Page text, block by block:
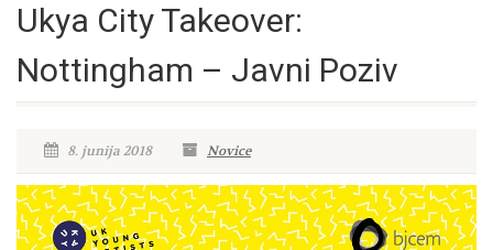
Ukya City Takeover:
Nottingham – Javni Poziv
8. junija 2018 Novice